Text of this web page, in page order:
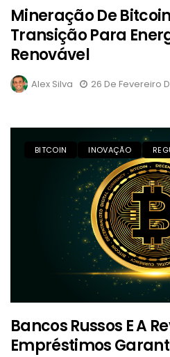
Mineração De
Transição Para
Renovável
Alex Silva 26 De Fevereiro
BITCOIN INOVAÇÃO
Bancos Russos E A
Empréstimos